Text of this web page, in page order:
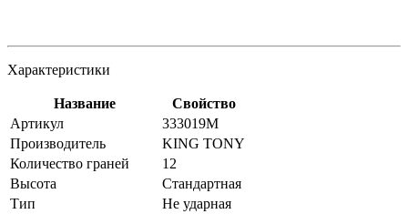
Характеристики
Название
Свойство
Артикул
333019M
Производитель
KING TONY
Количество граней
12
Высота
Стандартная
Тип
Не ударная